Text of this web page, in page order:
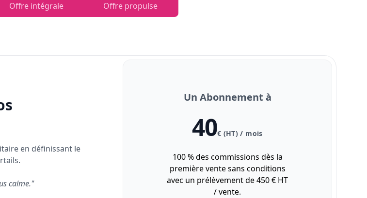
Offre intégrale Offre propulse
en définissant le
calme."
Un Abonnement à
40€ (HT) / mois
100 % des commissions dès la
première vente sans conditions
avec un prélèvement de 450 € HT
/ vente.